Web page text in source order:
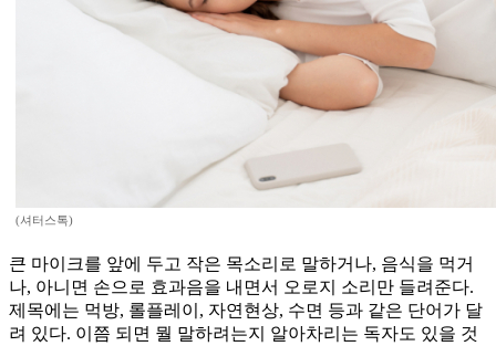
(셔터스톡)
큰 마이크를 앞에 두고 작은 목소리로 말하거나, 음식을 먹거
나, 아니면 손으로 효과음을 내면서 오로지 소리만 들려준다.
제목에는 먹방, 롤플레이, 자연현상, 수면 등과 같은 단어가 달
려 있다. 이쯤 되면 뭘 말하려는지 알아차리는 독자도 있을 것